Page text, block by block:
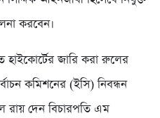
করবেন।
হাইকোর্টের জারি করা রুলের
কমিশনের (ইসি) নিবন্ধন
দেন বিচারপতি এম